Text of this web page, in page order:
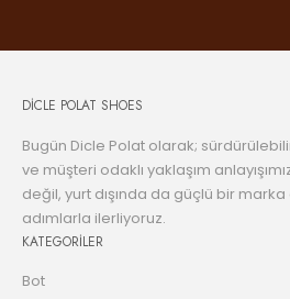
DİCLE POLAT SHOES
Bugün Dicle Polat olarak;
ve müşteri odaklı yaklaşım
değil, yurt dışında da güçlü bir
adımlarla ilerliyoruz.
KATEGORİLER
Bot